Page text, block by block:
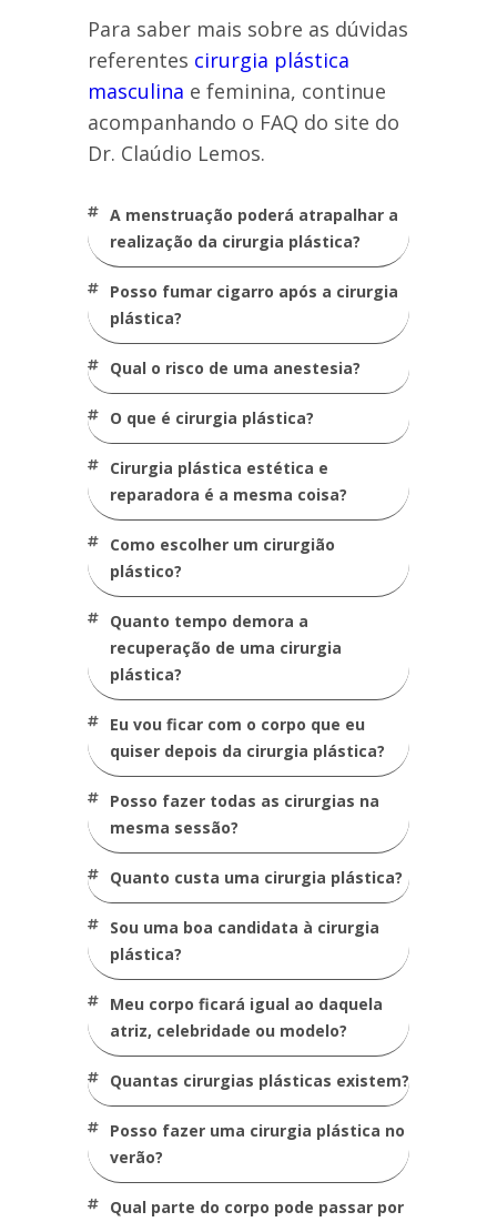
Para saber mais sobre as dúvidas
referentes cirurgia plástica
masculina e feminina, continue
acompanhando o FAQ do site do
Dr. Claúdio Lemos.
a menstruação poderá atrapalhar a
realização da cirurgia plástica?
posso fumar cigarro após a cirurgia
plástica?
qual o risco de uma anestesia?
o que é cirurgia plástica?
cirurgia plástica estética e
reparadora é a mesma coisa?
como escolher um cirurgião
plástico?
quanto tempo demora a
recuperação de uma cirurgia
plástica?
eu vou ficar com o corpo que eu
quiser depois da cirurgia plástica?
posso fazer todas as cirurgias na
mesma sessão?
quanto custa uma cirurgia plástica?
sou uma boa candidata à cirurgia
plástica?
meu corpo ficará igual ao daquela
atriz, celebridade ou modelo?
quantas cirurgias plásticas existem?
posso fazer uma cirurgia plástica no
verão?
qual parte do corpo pode passar por